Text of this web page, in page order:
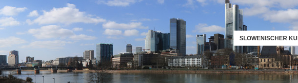
SLOWENISCHER